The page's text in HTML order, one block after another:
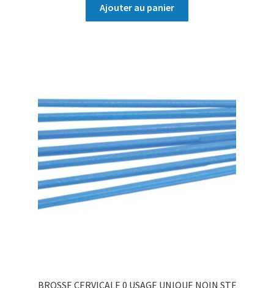
Ajouter au panier
BROSSE CERVICALE 0 USAGE UNIQUE NOIN STE